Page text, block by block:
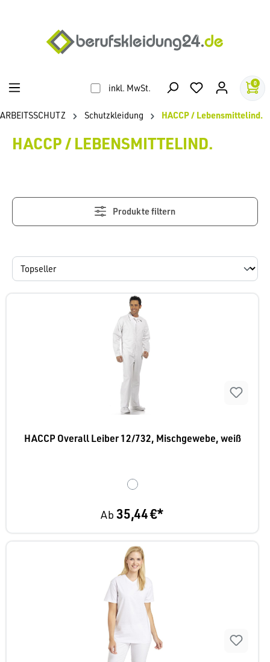
inkl. MwSt. 0
ARBEITSSCHUTZ Schutzkleidung HACCP / Lebensmittelind.
HACCP / LEBENSMITTELIND.
Produkte filtern
HACCP Overall Leiber 12/732, Mischgewebe, weiß
Ab35,44 €*